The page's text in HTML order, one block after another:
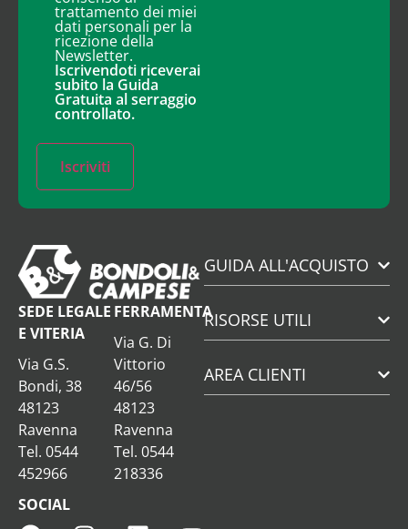
trattamento dei miei
dati personali per la
ricezione della
Newsletter.
Iscrivendoti riceverai
subito la Guida
Gratuita al serraggio
controllato.
Iscriviti
SEDE LEGALE
E VITERIA
Via G.S.
Bondi, 38
48123
Ravenna
Tel. 0544
452966
FERRAMENTA
Via G. Di
Vittorio
46/56
48123
Ravenna
Tel. 0544
218336
SOCIAL
GUIDA ALL'ACQUISTO
RISORSE UTILI
AREA CLIENTI